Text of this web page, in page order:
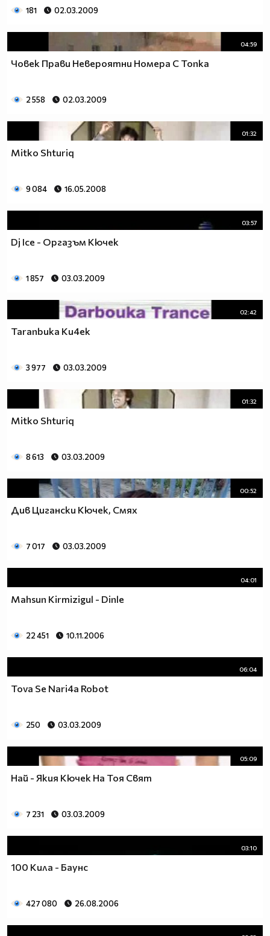
181 02.03.2009
04:59
Човек Прави Невероятни Номера С Топка
2 558 02.03.2009
01:32
Mitko Shturiq
9 084 16.05.2008
03:57
Dj Ice - Оргазъм Кючеk
1 857 03.03.2009
02:42
Taranbuka Ku4ek
3 977 03.03.2009
01:32
Mitko Shturiq
8 613 03.03.2009
00:52
Див Цигански Кючек, Смях
7 017 03.03.2009
04:01
Mahsun Kirmizigul - Dinle
22 451 10.11.2006
06:04
Tova Se Nari4a Robot
250 03.03.2009
05:09
Най - Якия Кючек На Тоя Свят
7 231 03.03.2009
03:10
100 Кила - Баунс
427 080 26.08.2006